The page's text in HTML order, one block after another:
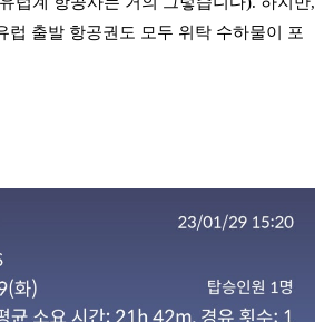
럽 출발 항공권도 모두 위탁 수하물이 포